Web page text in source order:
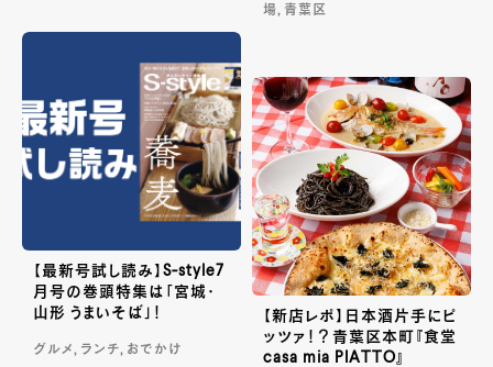
場, 青葉区
【最新号試し読み】S-style7
月号の巻頭特集は「宮城・
山形 うまいそば」！
グルメ, ランチ, おでかけ
【新店レポ】日本酒片手にピ
ッツァ！？青葉区本町『食堂
casa mia PIATTO』